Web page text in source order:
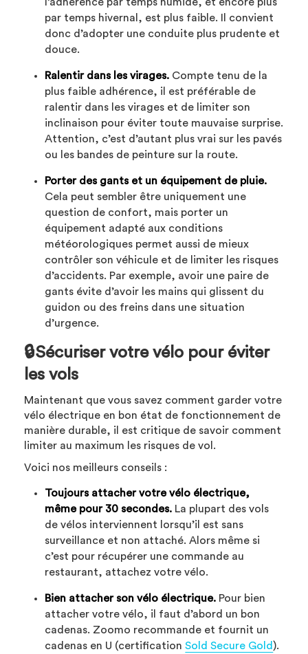
l’adhérence par temps humide, et encore plus
par temps hivernal, est plus faible. Il convient
donc d’adopter une conduite plus prudente et
douce.
Ralentir dans les virages. Compte tenu de la
plus faible adhérence, il est préférable de
ralentir dans les virages et de limiter son
inclinaison pour éviter toute mauvaise surprise.
Attention, c’est d’autant plus vrai sur les pavés
ou les bandes de peinture sur la route.
Porter des gants et un équipement de pluie.
Cela peut sembler être uniquement une
question de confort, mais porter un
équipement adapté aux conditions
météorologiques permet aussi de mieux
contrôler son véhicule et de limiter les risques
d’accidents. Par exemple, avoir une paire de
gants évite d’avoir les mains qui glissent du
guidon ou des freins dans une situation
d’urgence.
🔒Sécuriser votre vélo pour éviter
les vols
Maintenant que vous savez comment garder votre
vélo électrique en bon état de fonctionnement de
manière durable, il est critique de savoir comment
limiter au maximum les risques de vol.
Voici nos meilleurs conseils :
Toujours attacher votre vélo électrique,
même pour 30 secondes. La plupart des vols
de vélos interviennent lorsqu’il est sans
surveillance et non attaché. Alors même si
c’est pour récupérer une commande au
restaurant, attachez votre vélo.
Bien attacher son vélo électrique. Pour bien
attacher votre vélo, il faut d’abord un bon
cadenas. Zoomo recommande et fournit un
cadenas en U (certificationSold Secure Gold ).